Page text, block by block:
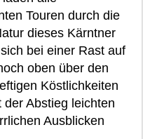
Touren durch die
dieses Kärntner
bei einer Rast auf
oben über den
Köstlichkeiten
Abstieg leichten
Ausblicken